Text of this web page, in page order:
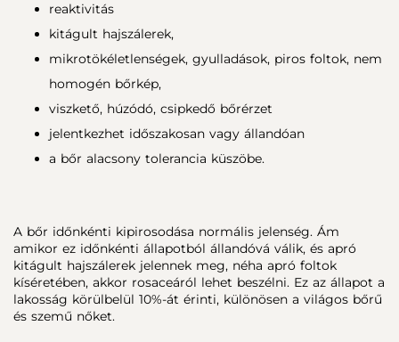
reaktivitás
kitágult hajszálerek,
mikrotökéletlenségek, gyulladások, piros foltok, nem
homogén bőrkép,
viszkető, húzódó, csipkedő bőrérzet
jelentkezhet időszakosan vagy állandóan
a bőr alacsony tolerancia küszöbe.
A bőr időnkénti kipirosodása normális jelenség. Ám
amikor ez időnkénti állapotból állandóvá válik, és apró
kitágult hajszálerek jelennek meg, néha apró foltok
kíséretében, akkor rosaceáról lehet beszélni. Ez az állapot a
lakosság körülbelül 10%-át érinti, különösen a világos bőrű
és szemű nőket.